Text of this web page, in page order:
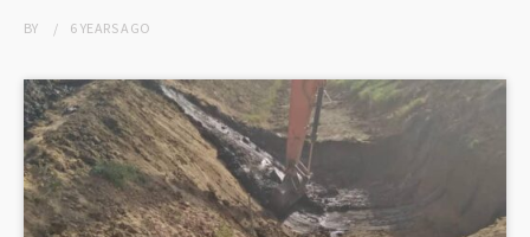
BY 6 YEARSAGO